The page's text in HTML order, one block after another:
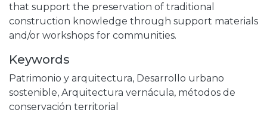
that support the preservation of traditional
construction knowledge through support materials
and/or workshops for communities.
Keywords
Patrimonio y arquitectura, Desarrollo urbano
sostenible, Arquitectura vernácula, métodos de
conservación territorial